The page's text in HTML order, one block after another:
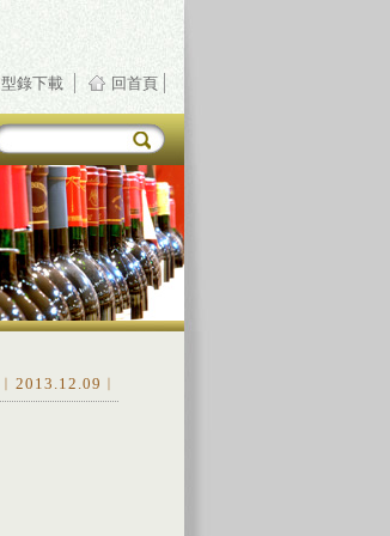
型錄下載 回首頁
︱2013.12.09︱